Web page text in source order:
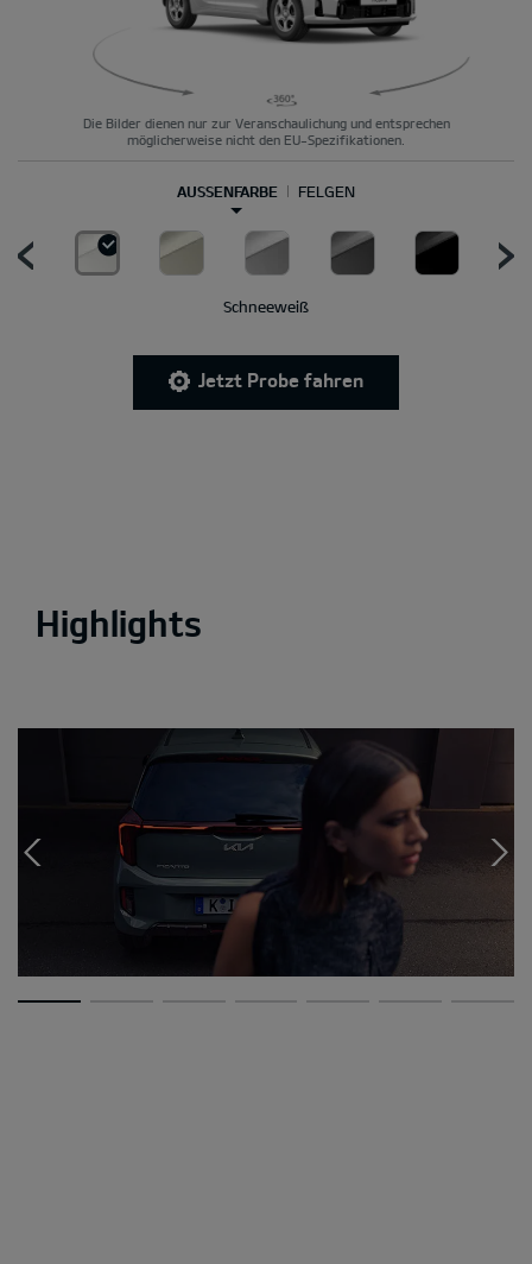
Die Bilder dienen nur zur Veranschaulichung und entsprechen
möglicherweise nicht den EU-Spezifikationen.
AUSSENFARBE FELGEN
Schneeweiß
Jetzt Probe fahren
Highlights